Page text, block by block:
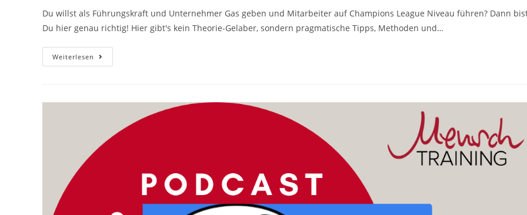
Du willst als Führungskraft und Unternehmer Gas geben und Mitarbeiter auf Champions League Niveau führen? Dann
Du hier genau richtig! Hier gibt's kein Theorie-Gelaber, sondern pragmatische Tipps, Methoden und…
Weiterlesen Podcast
Tipp
Zeiten‘